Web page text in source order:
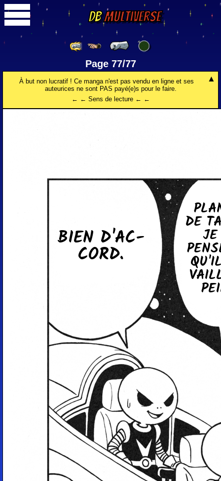
DBMultiverse
Page 77/77
À but non lucratif ! Ce manga n'est pas vendu en ligne et ses
auteurices ne sont PAS payé(e)s pour le faire.
← ← Sens de lecture ← ←
DE
BIEN D'AC­
CORD.